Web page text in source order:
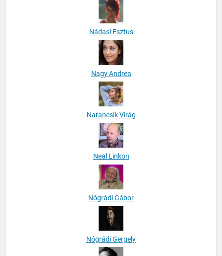
Nádasi Esztus
Nagy Andrea
Narancsik Virág
Neal Linkon
Nógrádi Gábor
Nógrádi Gergely